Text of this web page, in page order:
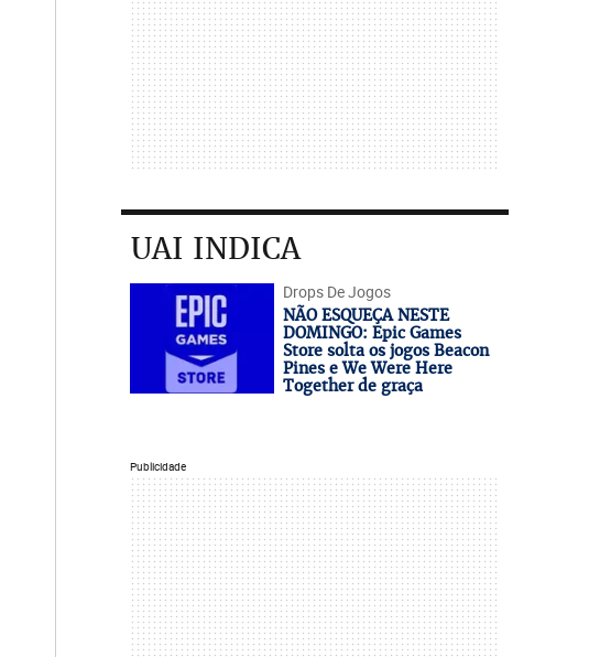
UAI INDICA
Drops De Jogos
NÃO ESQUEÇA NESTE
DOMINGO: Epic Games
Store solta os jogos Beacon
Pines e We Were Here
Together de graça
Publicidade